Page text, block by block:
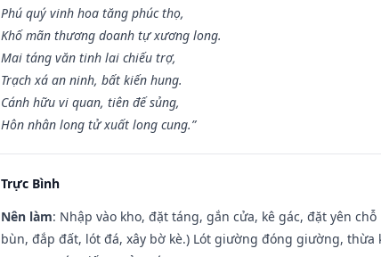
Phú quý vinh hoa tăng phúc thọ,
Khố mãn thương doanh tự xương long.
Mai táng văn tinh lai chiếu trợ,
Trạch xá an ninh, bất kiến hung.
Cánh hữu vi quan, tiên đế sủng,
Hôn nhân long tử xuất long cung.”
Trực Bình
Nên làm: Nhập vào kho, đặt táng, gắn cửa, kê gác, đặt yên
bùn, đắp đất, lót đá, xây bờ kè.) Lót giường đóng giường,